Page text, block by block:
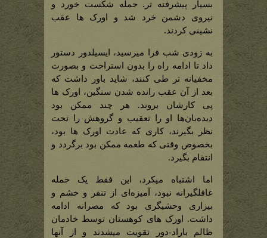
بسیار پیشرفته تر. حمله شکست خورد و
نیروی دشمن خرد شد و اورک ها عقب
نشینی کردند.
به زودی شب فرا میرسید، ایسیلدور دستور
داد تا ادامه راه را بدون استراحت و بصورت
مخفیانه‌ تر طی کنند، شاید باور داشت که
بعد از آن عقب رانده شدن سنگین، اورک ها
پی کارشان بروند. هر چند ممکن بود
دیده‌بان‌ها او را تعقیب و گروهش را تحت
نظر بگیرند، کاری که عادت اورک ها بود،
بخصوص وقتی که طعمه ممکن بود برگردد و
انتقام بگیرد.
اما اشتباه میکرد، این فقط یک حمله
غافلگیرانه نبود، آمیزه‌ای از تنفر و خشم و
بیزاری وحشیگری بود که مصرانه ادامه
داشت. اورک های کوهستان توسط خادمان
ظالم باراد-دور تقویت میشدند و از آنها